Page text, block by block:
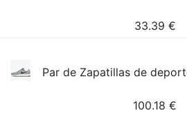
33.39 €
Par de Zapatillas de
100.18 €